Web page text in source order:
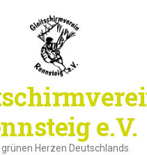
e.V.
Herzen Deutschlands